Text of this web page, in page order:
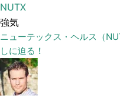
NUTX
強気
ニューテックス・ヘルス（
しに迫る！